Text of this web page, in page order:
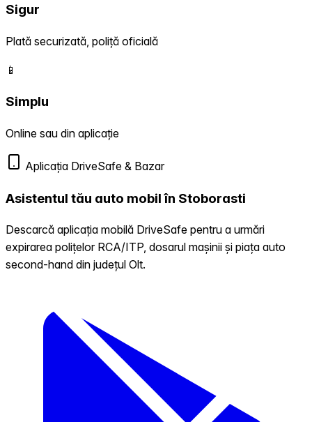
Sigur
Plată securizată, poliță oficială
📱
Simplu
Online sau din aplicație
Aplicația DriveSafe & Bazar
Asistentul tău auto mobil în Stoborasti
Descarcă aplicația mobilă DriveSafe pentru a urmări
expirarea polițelor RCA/ITP, dosarul mașinii și piața auto
second-hand din județul Olt.